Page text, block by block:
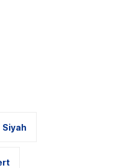
Siyah